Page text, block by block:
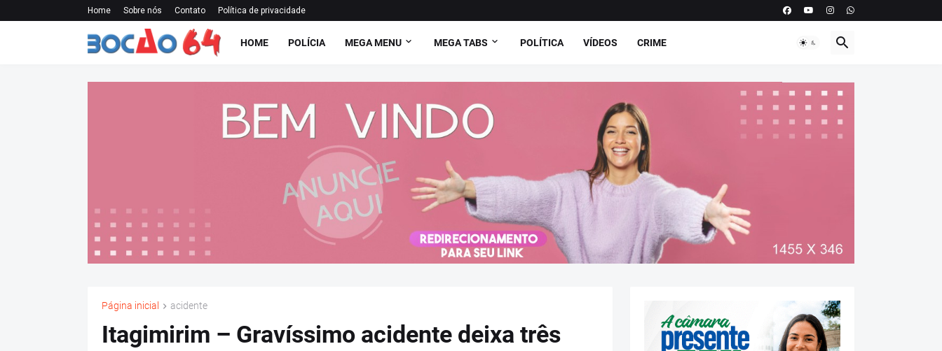
Home Sobre nós Contato Política de privacidade
HOME POLÍCIA MEGA MENU MEGA TABS POLÍTICA VÍDEOS CRIME
Página inicial acidente
Itagimirim – Gravíssimo acidente deixa três